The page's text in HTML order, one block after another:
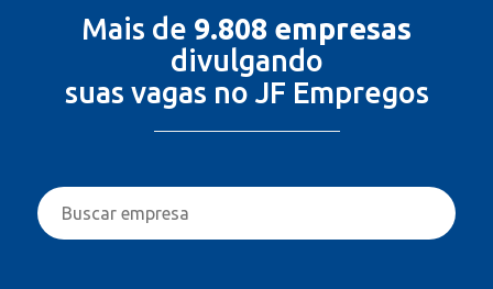
Mais de 9.808 empresas
divulgando
suas vagas no JF Empregos